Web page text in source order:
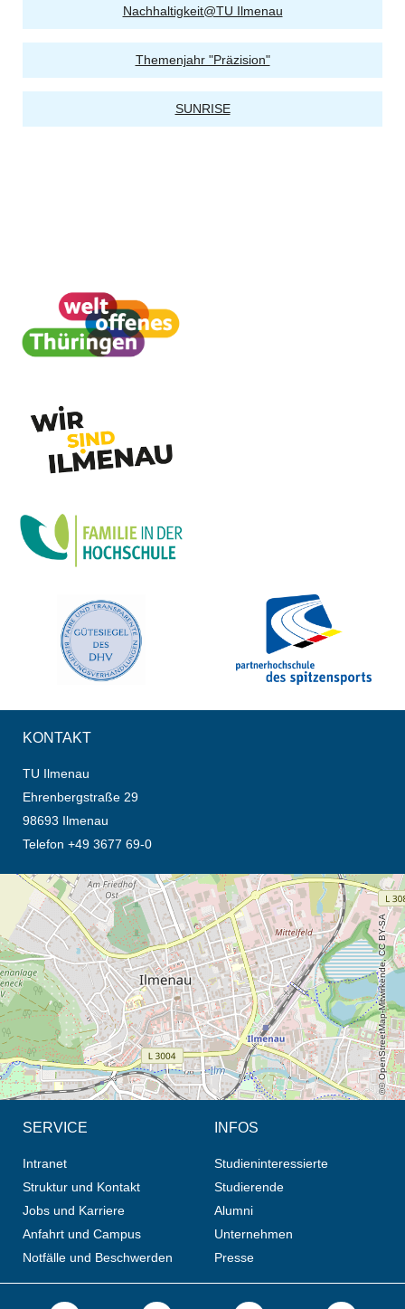
Nachhaltigkeit@TU Ilmenau
Themenjahr "Präzision"
SUNRISE
KONTAKT
TU Ilmenau
Ehrenbergstraße 29
98693 Ilmenau
Telefon +49 3677 69-0
Öffnet die Anfahrtsbeschreibung in neuem Tab (Karte)
© OpenStreetMap-Mitwirkende, CC BY-SA
SERVICE
Intranet
Struktur und Kontakt
Jobs und Karriere
Anfahrt und Campus
Notfälle und Beschwerden
INFOS
Studieninteressierte
Studierende
Alumni
Unternehmen
Presse